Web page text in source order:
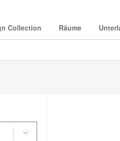
Collection Räume